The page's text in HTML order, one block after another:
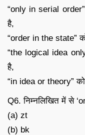
“only in serial
है,
“order in the state”
“the logical idea
है,
“in idea or theory”
Q6. निम्नलिखित में से
(a) zt
(b) bk